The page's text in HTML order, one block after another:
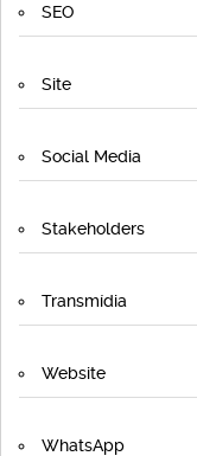
SEO
Site
Social Media
Stakeholders
Transmídia
Website
WhatsApp